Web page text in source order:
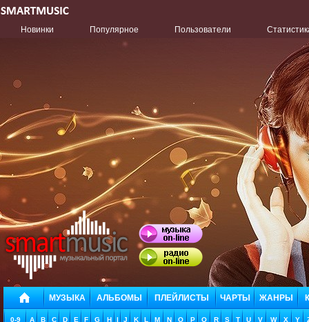
Новинки Популярное Пользователи
МУЗЫКА АЛЬБОМЫ ПЛЕЙЛИСТЫ ЧАРТЫ ЖАНРЫ
0-9 A B C D E F G H I J K L M N O P Q R S T U V W X Y